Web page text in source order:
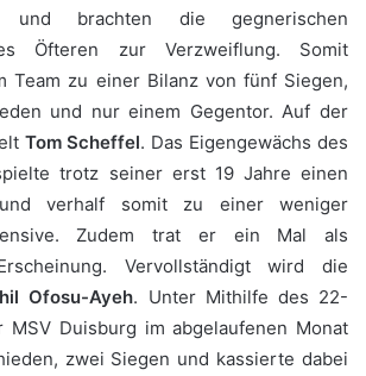
und brachten die gegnerischen
Öfteren zur Verzweiflung. Somit
Team zu einer Bilanz von fünf Siegen,
und nur einem Gegentor. Auf der
Tom Scheffel. Das Eigengewächs des
trotz seiner erst 19 Jahre einen
verhalf somit zu einer weniger
Zudem trat er ein Mal als
Vervollständigt wird die
Ofosu-Ayeh. Unter Mithilfe des 22-
MSV Duisburg im abgelaufenen Monat
zwei Siegen und kassierte dabei